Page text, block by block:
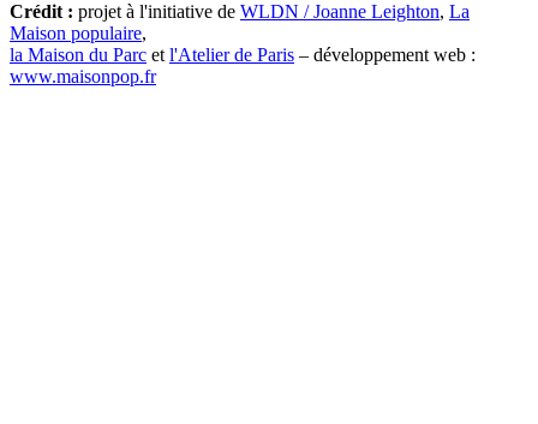
Crédit : projet à l'initiative de WLDN / Joanne Leighton, La
Maison populaire,
la Maison du Parc et l'Atelier de Paris – développement web :
www.maisonpop.fr